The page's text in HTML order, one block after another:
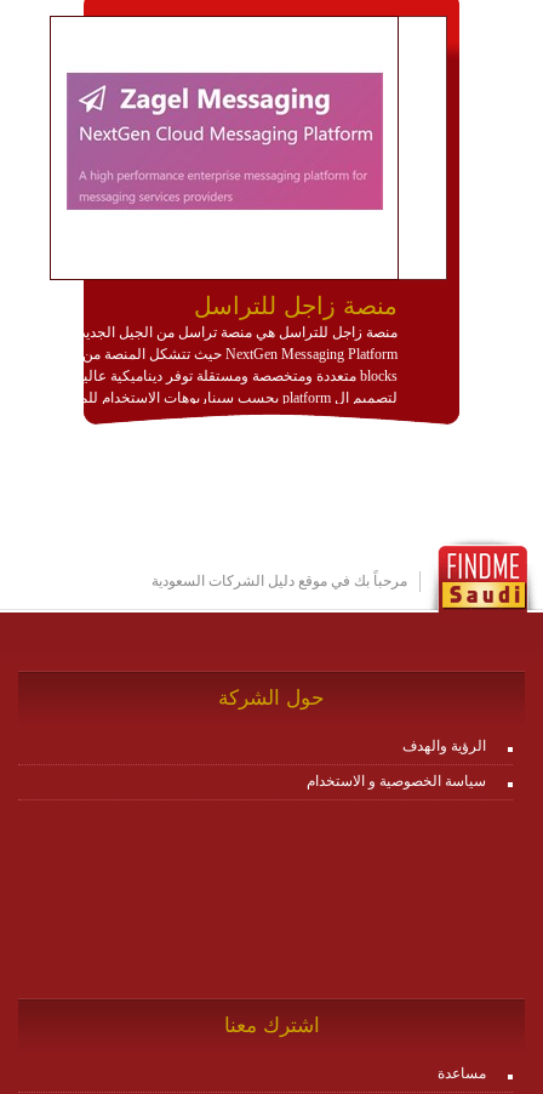
منصة زاجل للتراسل
منصة زاجل للتراسل هي منصة تراسل من الجيل الجديد
NextGen Messaging Platform حيث تتشكل المنصة من
blocks متعددة ومتخصصة ومستقلة توفر ديناميكية عالية
لتصميم ال platform بحسب سيناريوهات الاستخدام للمنصة
وتتوافق مع النشر والاستثمار ضمن بيئة استضافة dedicated
http://www.plutosms.com/zagel
مرحباً بك في موقع دليل الشركات السعودية
حول الشركة
الرؤية والهدف
سياسة الخصوصية و الاستخدام
اشترك معنا
مساعدة